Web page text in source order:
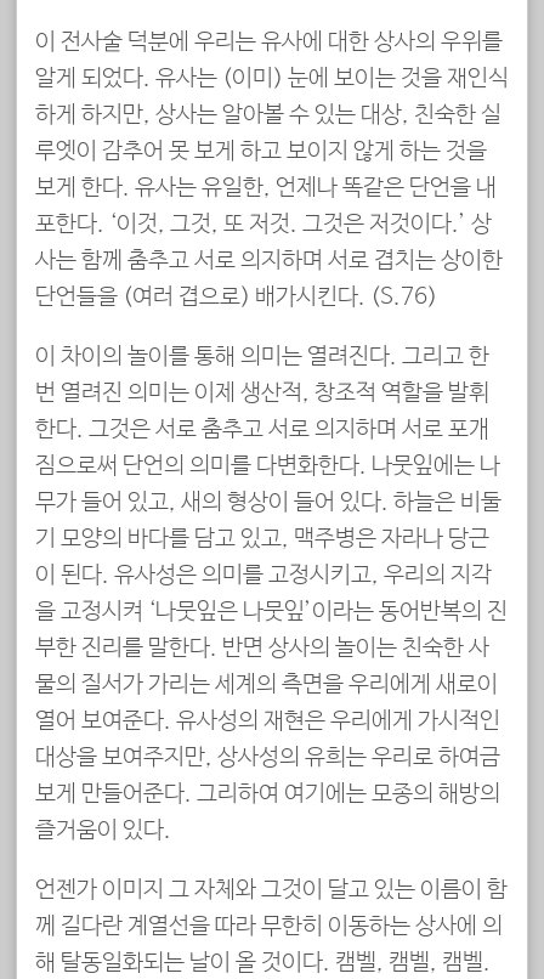
이 전사술 덕분에 우리는 유사에 대한 상사의 우위를
알게 되었다. 유사는 (이미) 눈에 보이는 것을 재인식
하게 하지만, 상사는 알아볼 수 있는 대상, 친숙한 실
루엣이 감추어 못 보게 하고 보이지 않게 하는 것을
보게 한다. 유사는 유일한, 언제나 똑같은 단언을 내
포한다. ‘이것, 그것, 또 저것. 그것은 저것이다.’ 상
사는 함께 춤추고 서로 의지하며 서로 겹치는 상이한
단언들을 (여러 겹으로) 배가시킨다. (S.76)
이 차이의 놀이를 통해 의미는 열려진다. 그리고 한
번 열려진 의미는 이제 생산적, 창조적 역할을 발휘
한다. 그것은 서로 춤추고 서로 의지하며 서로 포개
짐으로써 단언의 의미를 다변화한다. 나뭇잎에는 나
무가 들어 있고, 새의 형상이 들어 있다. 하늘은 비둘
기 모양의 바다를 담고 있고, 맥주병은 자라나 당근
이 된다. 유사성은 의미를 고정시키고, 우리의 지각
을 고정시켜 ‘나뭇잎은 나뭇잎’이라는 동어반복의 진
부한 진리를 말한다. 반면 상사의 놀이는 친숙한 사
물의 질서가 가리는 세계의 측면을 우리에게 새로이
열어 보여준다. 유사성의 재현은 우리에게 가시적인
대상을 보여주지만, 상사성의 유희는 우리로 하여금
보게 만들어준다. 그리하여 여기에는 모종의 해방의
즐거움이 있다.
언젠가 이미지 그 자체와 그것이 달고 있는 이름이 함
께 길다란 계열선을 따라 무한히 이동하는 상사에 의
해 탈동일화되는 날이 올 것이다. 캠벨, 캠벨, 캠벨.